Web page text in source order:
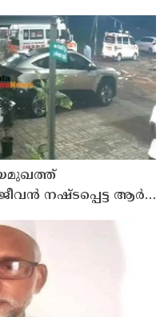
നഷ്ടപ്പെട്ട ആർ.